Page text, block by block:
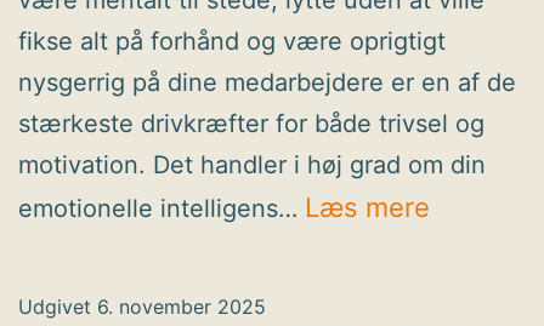
fikse alt på forhånd og være oprigtigt
nysgerrig på dine medarbejdere er en af de
stærkeste drivkræfter for både trivsel og
motivation. Det handler i høj grad om din
emotionelle intelligens… Læs mere
Udgivet 6. november 2025